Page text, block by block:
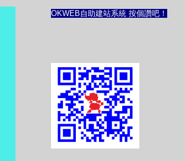
OKWEB自助建站系統 按個讚吧！